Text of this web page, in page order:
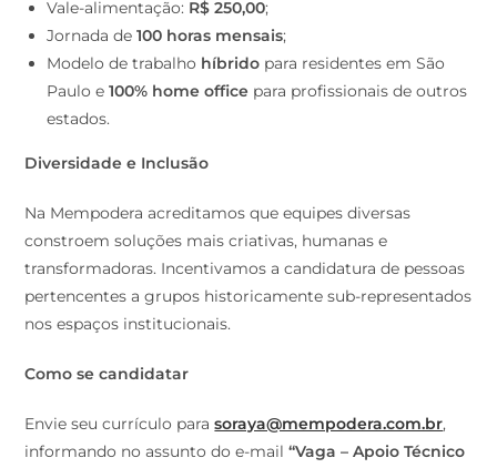
Vale-alimentação: R$ 250,00;
Jornada de100 horas mensais;
Modelo de trabalho híbrido para residentes em São
Paulo e100% home office para profissionais de outros
estados.
Diversidade e Inclusão
Na Mempodera acreditamos que equipes diversas
constroem soluções mais criativas, humanas e
transformadoras. Incentivamos a candidatura de pessoas
pertencentes a grupos historicamente sub-representados
nos espaços institucionais.
Como se candidatar
Envie seu currículo parasoraya@mempodera.com.br,
informando no assunto do e-mail“Vaga – Apoio Técnico